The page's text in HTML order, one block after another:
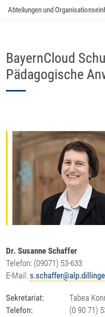
Abteilungen und
BayernCloud
Pädagogische
Dr. Susanne Schaffer
Telefon: (09071) 53-633
E-Mail:
Sekretariat:
Tabea
Telefon:
(0 90 71)